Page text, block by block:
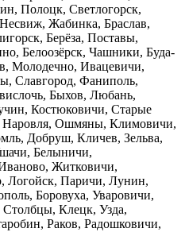
Полоцк, Светлогорск,
Жабинка, Браслав,
Берёза, Поставы,
Белоозёрск, Чашники, Буда-
Молодечно, Ивацевичи,
Славгород, Фаниполь,
Быхов, Любань,
Костюковичи, Старые
Наровля, Ошмяны, Климовичи,
Добруш, Кличев, Зельва,
Белыничи,
Житковичи,
Логойск, Паричи, Лунин,
Боровуха, Уваровичи,
Столбцы, Клецк, Узда,
Раков, Радошковичи,